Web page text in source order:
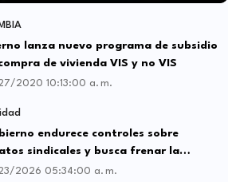
lanza nuevo programa de subsidio
de vivienda VIS y no VIS
2020 10:13:00 a. m.
endurece controles sobre
sindicales y busca frenar la
laboral ilegal
2026 05:34:00 a. m.